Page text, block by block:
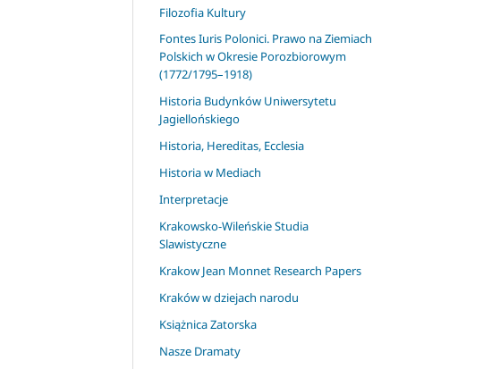
Filozofia Kultury
Fontes Iuris Polonici. Prawo na Ziemiach
Polskich w Okresie Porozbiorowym
(1772/1795–1918)
Historia Budynków Uniwersytetu
Jagiellońskiego
Historia, Hereditas, Ecclesia
Historia w Mediach
Interpretacje
Krakowsko-Wileńskie Studia
Slawistyczne
Krakow Jean Monnet Research Papers
Kraków w dziejach narodu
Książnica Zatorska
Nasze Dramaty